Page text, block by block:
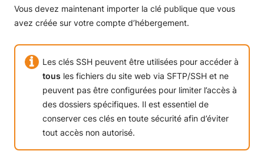
Vous devez maintenant importer la clé publique que vous
avez créée sur votre compte d’hébergement.
Les clés SSH peuvent être utilisées pour accéder à
tous les fichiers du site web via SFTP/SSH et ne
peuvent pas être configurées pour limiter l’accès à
des dossiers spécifiques. Il est essentiel de
conserver ces clés en toute sécurité afin d’éviter
tout accès non autorisé.